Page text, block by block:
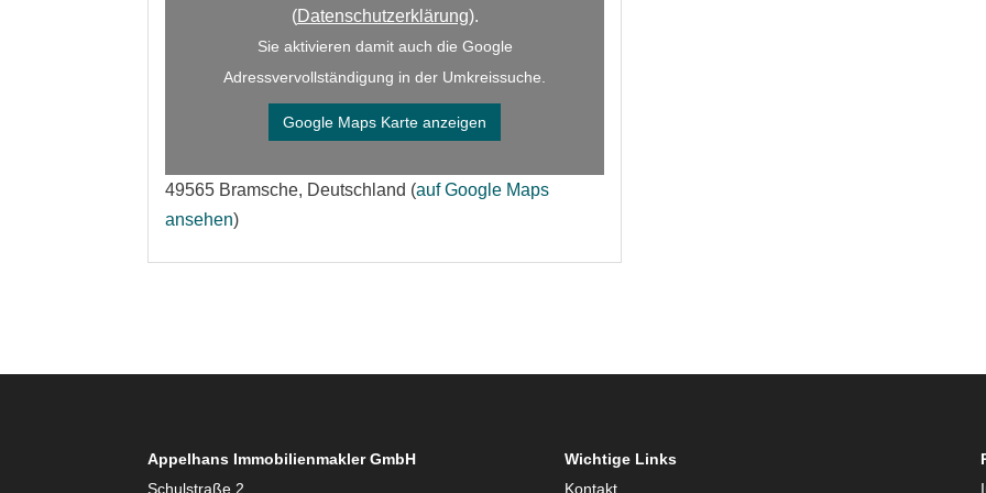
(Datenschutzerklärung).
Sie aktivieren damit auch die Google
Adressvervollständigung in der Umkreissuche.
Google Maps Karte anzeigen
49565 Bramsche, Deutschland (auf Google Maps
ansehen)
Appelhans Immobilienmakler GmbH
Schulstraße 2
Wichtige Links
Kontakt